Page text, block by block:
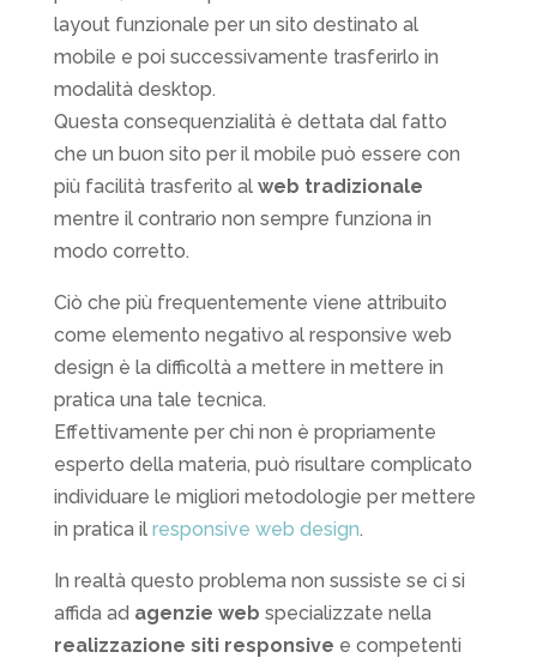
layout funzionale per un sito destinato al
mobile e poi successivamente trasferirlo in
modalità desktop.
Questa consequenzialità è dettata dal fatto
che un buon sito per il mobile può essere con
più facilità trasferito al web tradizionale
mentre il contrario non sempre funziona in
modo corretto.
Ciò che più frequentemente viene attribuito
come elemento negativo al responsive web
design è la difficoltà a mettere in mettere in
pratica una tale tecnica.
Effettivamente per chi non è propriamente
esperto della materia, può risultare complicato
individuare le migliori metodologie per mettere
in pratica il responsive web design.
In realtà questo problema non sussiste se ci si
affida ad agenzie web specializzate nella
realizzazione siti responsive e competenti